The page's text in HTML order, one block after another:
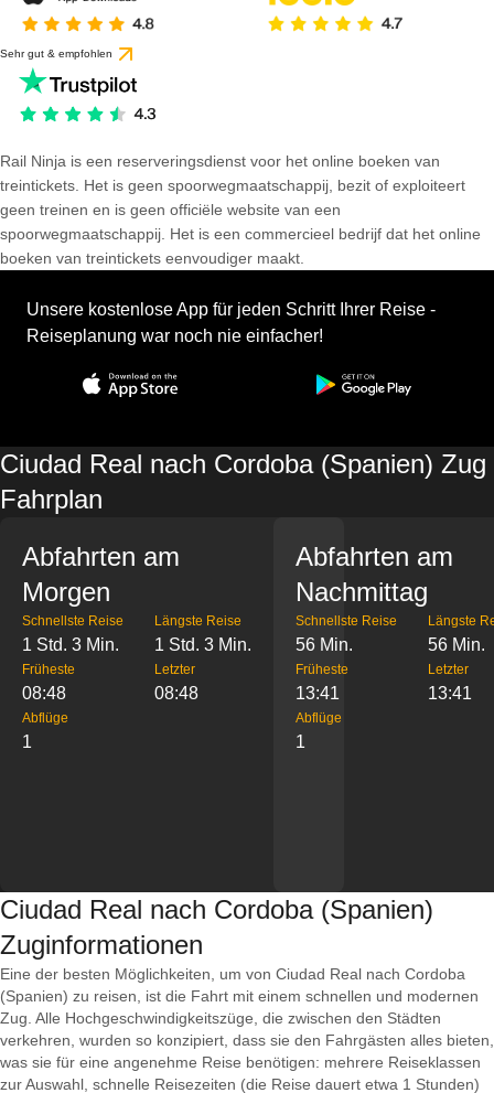
Sehr gut & empfohlen
Rail Ninja is een reserveringsdienst voor het online boeken van
treintickets. Het is geen spoorwegmaatschappij, bezit of exploiteert
geen treinen en is geen officiële website van een
spoorwegmaatschappij. Het is een commercieel bedrijf dat het online
boeken van treintickets eenvoudiger maakt.
Unsere kostenlose App für jeden Schritt Ihrer Reise -
Reiseplanung war noch nie einfacher!
Ciudad Real nach Cordoba (Spanien) Zug
Fahrplan
Abfahrten am
Morgen
Schnellste Reise
1 Std. 3 Min.
Längste Reise
1 Std. 3 Min.
Früheste
08:48
Letzter
08:48
Abflüge
1
Abfahrten am
Nachmittag
Schnellste Reise
56 Min.
Längste
56 Min.
Früheste
13:41
Letzter
13:41
Abflüge
1
Ciudad Real nach Cordoba (Spanien)
Zuginformationen
Eine der besten Möglichkeiten, um von Ciudad Real nach Cordoba
(Spanien) zu reisen, ist die Fahrt mit einem schnellen und modernen
Zug. Alle Hochgeschwindigkeitszüge, die zwischen den Städten
verkehren, wurden so konzipiert, dass sie den Fahrgästen alles bieten,
was sie für eine angenehme Reise benötigen: mehrere Reiseklassen
zur Auswahl, schnelle Reisezeiten (die Reise dauert etwa 1 Stunden)